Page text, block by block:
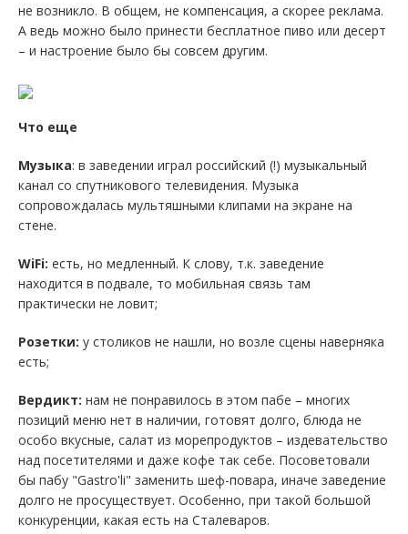
не возникло. В общем, не компенсация, а скорее реклама.
А ведь можно было принести бесплатное пиво или десерт
– и настроение было бы совсем другим.
Что еще
Музыка: в заведении играл российский (!) музыкальный
канал со спутникового телевидения. Музыка
сопровождалась мультяшными клипами на экране на
стене.
WiFi: есть, но медленный. К слову, т.к. заведение
находится в подвале, то мобильная связь там
практически не ловит;
Розетки: у столиков не нашли, но возле сцены наверняка
есть;
Вердикт: нам не понравилось в этом пабе – многих
позиций меню нет в наличии, готовят долго, блюда не
особо вкусные, салат из морепродуктов – издевательство
над посетителями и даже кофе так себе. Посоветовали
бы пабу "Gastro'li" заменить шеф-повара, иначе заведение
долго не просуществует. Особенно, при такой большой
конкуренции, какая есть на Сталеваров.